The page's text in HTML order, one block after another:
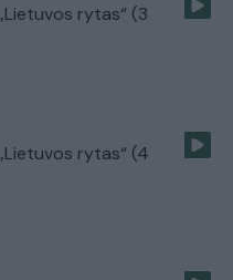
rytas“ (3
rytas“ (4